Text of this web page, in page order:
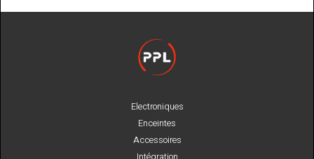
Electroniques
Enceintes
Accessoires